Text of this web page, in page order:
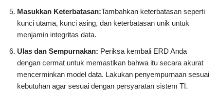
Masukkan Keterbatasan:Tambahkan keterbatasan seperti
kunci utama, kunci asing, dan keterbatasan unik untuk
menjamin integritas data.
Ulas dan Sempurnakan: Periksa kembali ERD Anda
dengan cermat untuk memastikan bahwa itu secara akurat
mencerminkan model data. Lakukan penyempurnaan sesuai
kebutuhan agar sesuai dengan persyaratan sistem TI.